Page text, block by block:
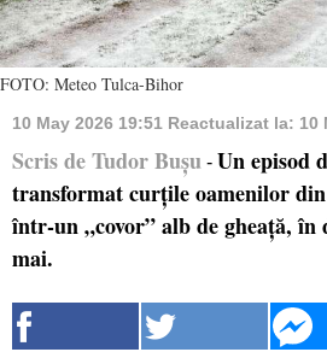
FOTO: Meteo Tulca-Bihor
10 May 2026 19:51 Reactualizat la: 10
Scris de Tudor Bușu - Un episod
transformat curțile oamenilor
într-un „covor” alb de gheață, în
mai.